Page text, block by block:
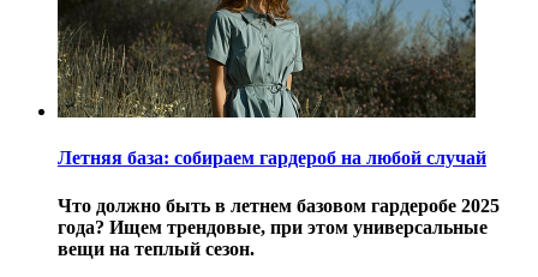
Летняя база: собираем гардероб на любой случай
Что должно быть в летнем базовом гардеробе 2025
года? Ищем трендовые, при этом универсальные
вещи на теплый сезон.